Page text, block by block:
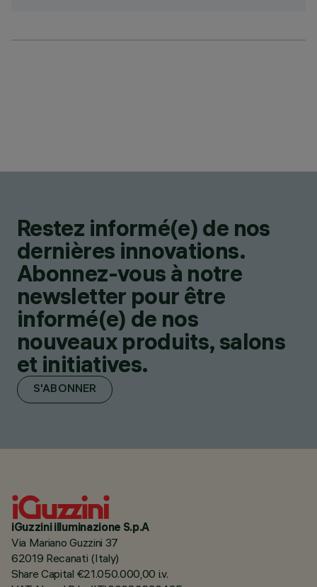
Restez informé(e) de nos
dernières innovations.
Abonnez-vous à notre
newsletter pour être
informé(e) de nos
nouveaux produits, salons
et initiatives.
S'ABONNER
iGuzzini illuminazione S.p.A
Via Mariano Guzzini 37
62019 Recanati (Italy)
Share Capital €21.050.000,00 i.v.